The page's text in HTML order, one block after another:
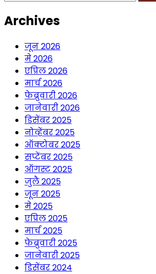
Archives
जून 2026
मे 2026
एप्रिल 2026
मार्च 2026
फेब्रुवारी 2026
जानेवारी 2026
डिसेंबर 2025
नोव्हेंबर 2025
ऑक्टोबर 2025
सप्टेंबर 2025
ऑगस्ट 2025
जुलै 2025
जून 2025
मे 2025
एप्रिल 2025
मार्च 2025
फेब्रुवारी 2025
जानेवारी 2025
डिसेंबर 2024